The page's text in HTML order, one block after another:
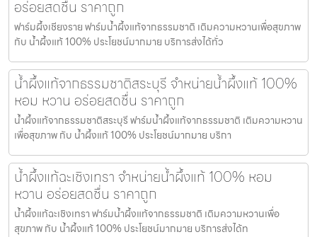
อร่อยสดชื่น ราคาถูก
ฟาร์มผึ้งเชียงราย ฟาร์มน้ำผึ้งแท้จากธรรมชาติ เติมความหวานเพื่อสุขภาพ
กับ น้ำผึ้งแท้ 100% ประโยชน์มากมาย บริการส่งได้ทั่ว
น้ำผึ้งแท้จากธรรมชาติสระบุรี จำหน่ายน้ำผึ้งแท้ 100%
หอม หวาน อร่อยสดชื่น ราคาถูก
น้ำผึ้งแท้จากธรรมชาติสระบุรี ฟาร์มน้ำผึ้งแท้จากธรรมชาติ เติมความหวาน
เพื่อสุขภาพ กับ น้ำผึ้งแท้ 100% ประโยชน์มากมาย บริกา
น้ำผึ้งแท้ฉะเชิงเทรา จำหน่ายน้ำผึ้งแท้ 100% หอม
หวาน อร่อยสดชื่น ราคาถูก
น้ำผึ้งแท้ฉะเชิงเทรา ฟาร์มน้ำผึ้งแท้จากธรรมชาติ เติมความหวานเพื่อ
สุขภาพ กับ น้ำผึ้งแท้ 100% ประโยชน์มากมาย บริการส่งได้ท